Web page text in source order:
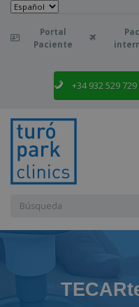
Elegir

Portal
Paciente
+34 932 529 729
Buscar: